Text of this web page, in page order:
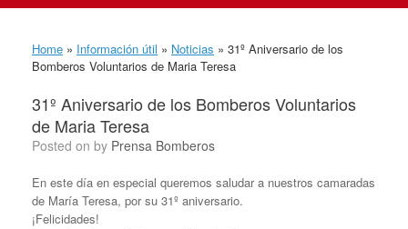
Home » Información útil » Noticias » 31º Aniversario de los
Bomberos Voluntarios de Maria Teresa
31º Aniversario de los Bomberos Voluntarios
de Maria Teresa
Posted on by Prensa Bomberos
En este día en especial queremos saludar a nuestros camaradas
de María Teresa, por su 31º aniversario.
¡Felicidades!